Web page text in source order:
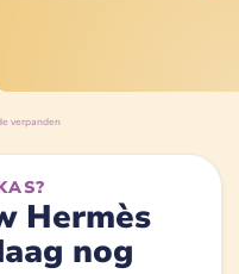
verpanden
Hermès
nog